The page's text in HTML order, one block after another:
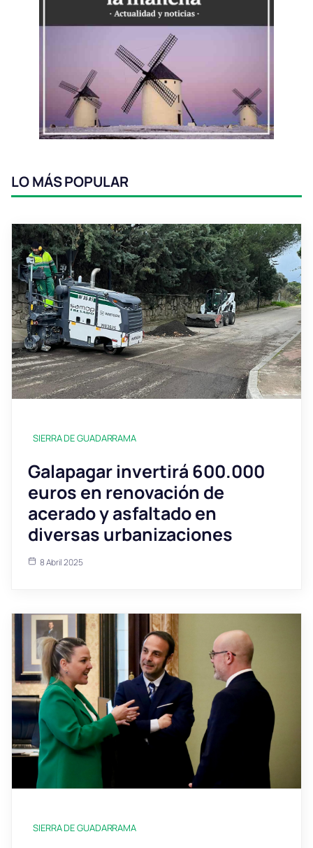
LO MÁS POPULAR
SIERRA DE GUADARRAMA
Galapagar invertirá 600.000
euros en renovación de
acerado y asfaltado en
diversas urbanizaciones
8 Abril 2025
SIERRA DE GUADARRAMA